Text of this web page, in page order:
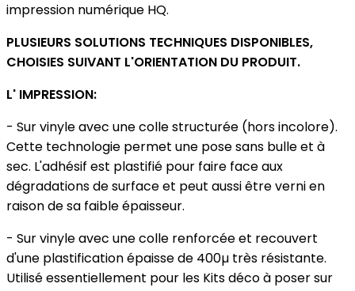
impression numérique HQ.
PLUSIEURS SOLUTIONS TECHNIQUES DISPONIBLES,
CHOISIES SUIVANT L'ORIENTATION DU PRODUIT.
L' IMPRESSION:
- Sur vinyle avec une colle structurée (hors incolore).
Cette technologie permet une pose sans bulle et à
sec. L'adhésif est plastifié pour faire face aux
dégradations de surface et peut aussi être verni en
raison de sa faible épaisseur.
- Sur vinyle avec une colle renforcée et recouvert
d'une plastification épaisse de 400µ très résistante.
Utilisé essentiellement pour les Kits déco à poser sur